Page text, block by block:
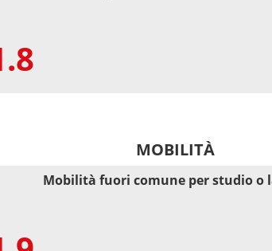
MOBILITÀ
Mobilità fuori comune per studio o